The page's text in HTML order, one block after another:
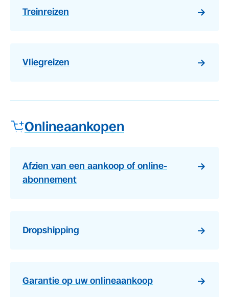
Treinreizen
Vliegreizen
Onlineaankopen
Afzien van een aankoop of online-
abonnement
Dropshipping
Garantie op uw onlineaankoop